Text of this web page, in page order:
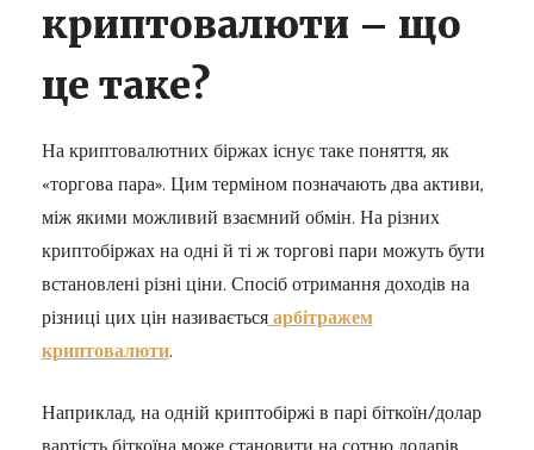
криптовалюти – що
це таке?
На криптовалютних біржах існує таке поняття, як
«торгова пара». Цим терміном позначають два активи,
між якими можливий взаємний обмін. На різних
криптобіржах на одні й ті ж торгові пари можуть бути
встановлені різні ціни. Спосіб отримання доходів на
різниці цих цін називаєтьсяарбітражем
криптовалюти.
Наприклад, на одній криптобіржі в парі біткоїн/долар